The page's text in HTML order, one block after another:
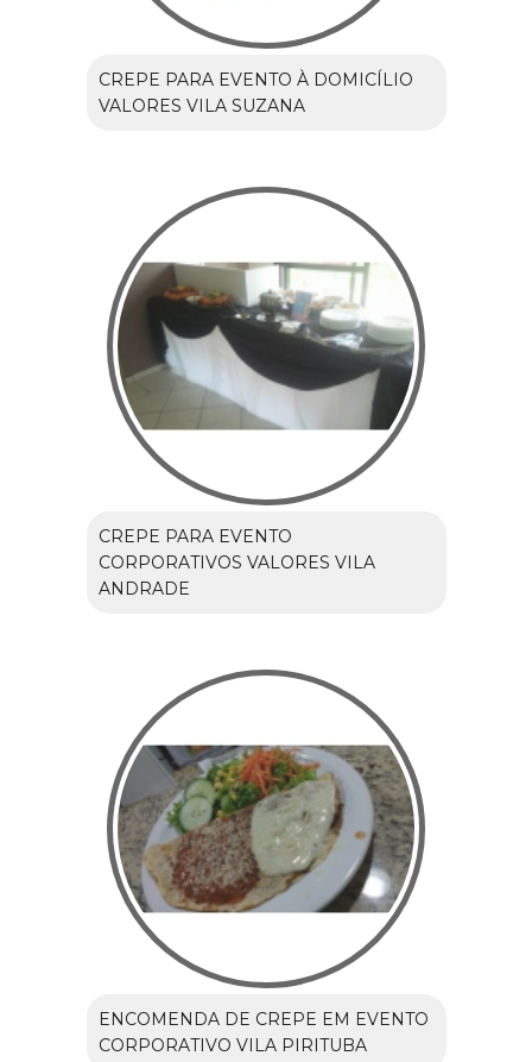
CREPE PARA EVENTO À DOMICÍLIO
VALORES VILA SUZANA
CREPE PARA EVENTO
CORPORATIVOS VALORES VILA
ANDRADE
ENCOMENDA DE CREPE EM EVENTO
CORPORATIVO VILA PIRITUBA